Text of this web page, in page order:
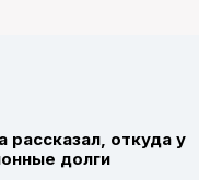
рассказал, откуда у
долги